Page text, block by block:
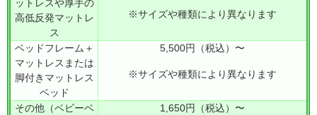
ットレスや厚手の
高低反発マットレ
ス
※サイズや種類により異なります
ベッドフレーム＋
マットレスまたは
脚付きマットレス
ベッド
5,500円（税込）〜
※サイズや種類により異なります
その他（ベビーベ
1,650円（税込）〜